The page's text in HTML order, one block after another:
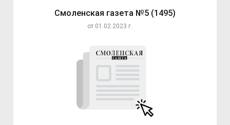
Смоленская газета №5 (1495)
от 01.02.2023 г.